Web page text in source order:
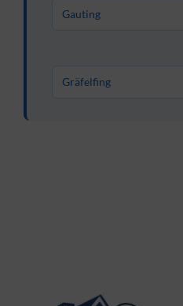
Gauting
Gräfelfing